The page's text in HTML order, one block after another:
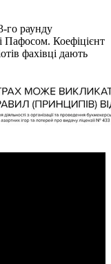
го раунду
Пафосом. Коефіцієнт
фахівці дають